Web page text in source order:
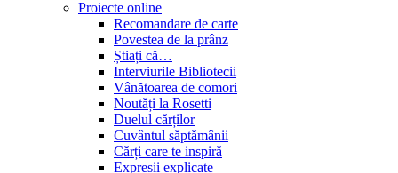
Proiecte online
Recomandare de carte
Povestea de la prânz
Știați că…
Interviurile Bibliotecii
Vânătoarea de comori
Noutăți la Rosetti
Duelul cărților
Cuvântul săptămânii
Cărți care te inspiră
Expresii explicate